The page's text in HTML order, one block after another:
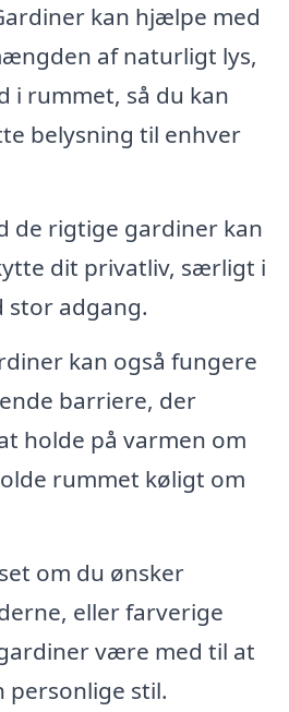
kan hjælpe med
af naturligt lys,
i rummet, så du kan
belysning til enhver
de rigtige gardiner kan
dit privatliv, særligt i
stor adgang.
kan også fungere
barriere, der
holde på varmen om
rummet køligt om
om du ønsker
eller farverige
være med til at
stil.